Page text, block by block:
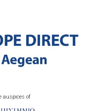
auspices of